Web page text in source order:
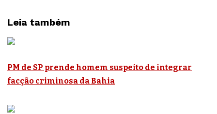
Leia também
PM de SP prende homem suspeito de integrar
facção criminosa da Bahia